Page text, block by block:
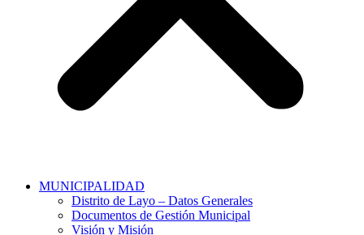
MUNICIPALIDAD
Distrito de Layo – Datos Generales
Documentos de Gestión Municipal
Visión y Misión